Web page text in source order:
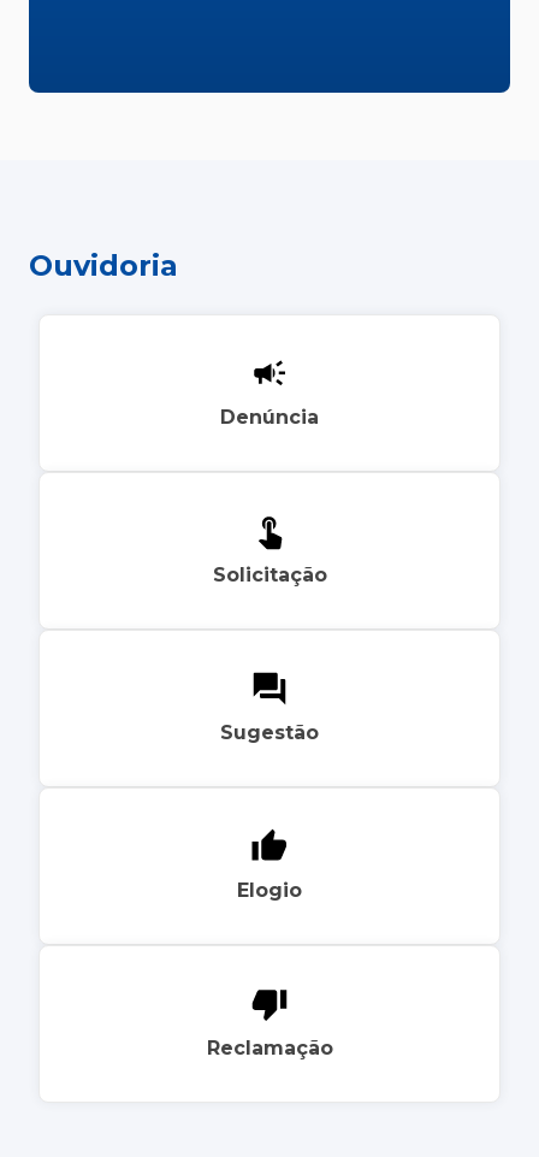
Ouvidoria
Denúncia
Solicitação
Sugestão
Elogio
Reclamação